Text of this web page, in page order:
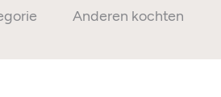
Anderen kochten ook